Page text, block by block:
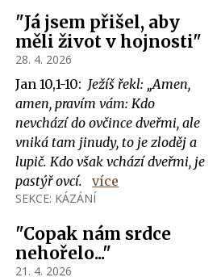
"Já jsem přišel, aby
měli život v hojnosti"
28. 4. 2026
Jan 10,1-10: Ježíš řekl: „Amen,
amen, pravím vám: Kdo
nevchází do ovčince dveřmi, ale
vniká tam jinudy, to je zloděj a
lupič. Kdo však vchází dveřmi, je
pastýř ovcí.
více
SEKCE: KÁZÁNÍ
"Copak nám srdce
nehořelo..."
21. 4. 2026